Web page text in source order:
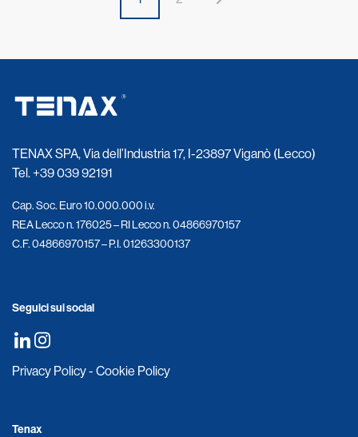
TENAX SPA, Via dell’Industria 17, I-23897 Viganò (Lecco)
Tel.+39 039 92191
Cap. Soc. Euro 10.000.000 i.v.
REA Lecco n. 176025 – RI Lecco n. 04866970157
C.F. 04866970157 – P.I. 01263300137
Seguici sui social
Privacy Policy- Cookie Policy
Tenax